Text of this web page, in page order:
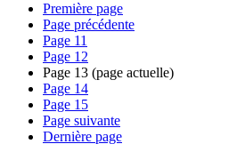
Première page
Page précédente
Page 11
Page 12
Page 13 (page actuelle)
Page 14
Page 15
Page suivante
Dernière page